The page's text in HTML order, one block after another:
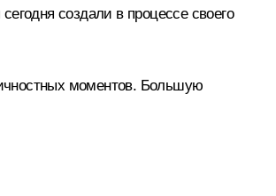
создали в процессе своего
моментов. Большую